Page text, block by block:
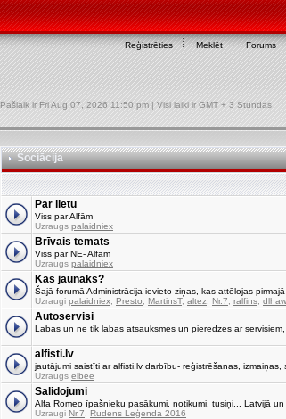
Reģistrēties Meklēt Forums
Pašlaik ir Fri Aug 07, 2026 11:50 pm | Visi laiki ir GMT + 3 Stundas
Sociācija
Par lietu
Viss par Alfām
Uzraugs palaidniex
Brīvais temats
Viss par NE- Alfām
Uzraugs palaidniex
Kas jaunāks?
Šajā forumā Administrācija ievieto ziņas, kas attēlojas
Uzraugi palaidniex Presto MartinsT, altez Nr.7 ralfins
Autoservisi
Labas un ne tik labas atsauksmes un pieredzes ar
alfisti.lv
jautājumi saistīti ar alfisti.lv darbību- reģistrēšanas, izmaiņas,
Uzraugs elbee
Salidojumi
Alfa Romeo īpašnieku pasākumi, notikumi, tusiņi... Latvijā
Uzraugi Nr.7 Rudens Leģenda 2016